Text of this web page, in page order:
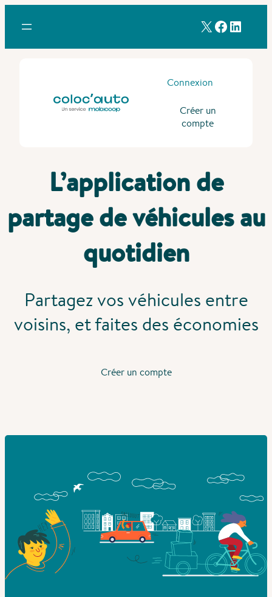
Compte X de Mobicoop
Compte Facebook de
Compte LinkedIn
Connexion
Créer un
compte
L’application de
partage de véhicules au
quotidien
Partagez vos véhicules entre
voisins, et faites des économies
Créer un compte